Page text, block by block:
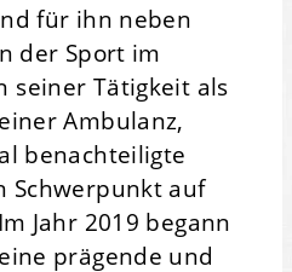
für ihn neben
der Sport im
seiner Tätigkeit als
Ambulanz,
benachteiligte
Schwerpunkt auf
Jahr 2019 begann
prägende und